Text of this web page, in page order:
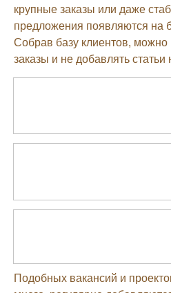
крупные заказы или даже
предложения появляются на
Собрав базу клиентов, можно
заказы и не добавлять статьи
Подобных вакансий и